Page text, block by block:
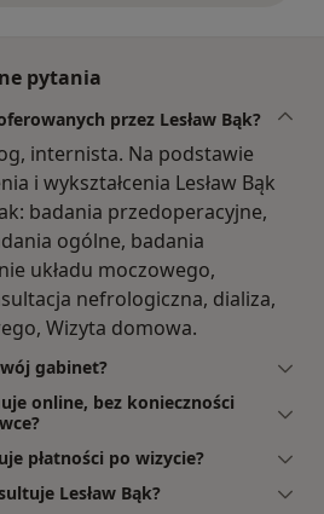
pytania
przez Lesław Bąk?
internista. Na podstawie
i wykształcenia Lesław Bąk
badania przedoperacyjne,
ogólne, badania
układu moczowego,
nefrologiczna, dializa,
Wizyta domowa.
gabinet?
online, bez konieczności
płatności po wizycie?
Lesław Bąk?